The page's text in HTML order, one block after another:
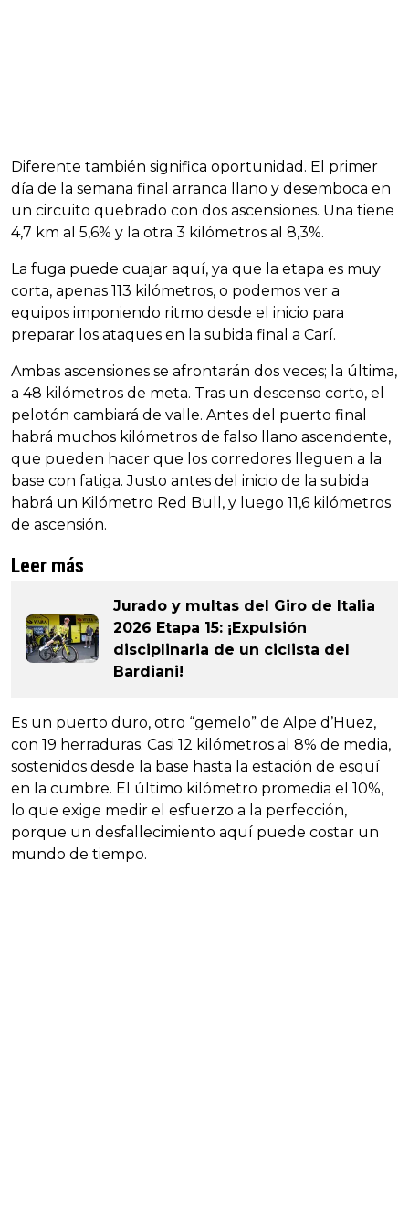
Diferente también significa oportunidad. El primer
día de la semana final arranca llano y desemboca en
un circuito quebrado con dos ascensiones. Una tiene
4,7 km al 5,6% y la otra 3 kilómetros al 8,3%.
La fuga puede cuajar aquí, ya que la etapa es muy
corta, apenas 113 kilómetros, o podemos ver a
equipos imponiendo ritmo desde el inicio para
preparar los ataques en la subida final a Carí.
Ambas ascensiones se afrontarán dos veces; la última,
a 48 kilómetros de meta. Tras un descenso corto, el
pelotón cambiará de valle. Antes del puerto final
habrá muchos kilómetros de falso llano ascendente,
que pueden hacer que los corredores lleguen a la
base con fatiga. Justo antes del inicio de la subida
habrá un Kilómetro Red Bull, y luego 11,6 kilómetros
de ascensión.
Leer más
Jurado y multas del Giro de Italia
2026 Etapa 15: ¡Expulsión
disciplinaria de un ciclista del
Bardiani!
Es un puerto duro, otro “gemelo” de Alpe d’Huez,
con 19 herraduras. Casi 12 kilómetros al 8% de media,
sostenidos desde la base hasta la estación de esquí
en la cumbre. El último kilómetro promedia el 10%,
lo que exige medir el esfuerzo a la perfección,
porque un desfallecimiento aquí puede costar un
mundo de tiempo.